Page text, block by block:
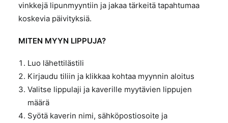
vinkkejä lipunmyyntiin ja jakaa tärkeitä tapahtumaa
koskevia päivityksiä.
MITEN MYYN LIPPUJA?
Luo lähettilästili
Kirjaudu tiliin ja klikkaa kohtaa myynnin aloitus
Valitse lippulaji ja kaverille myytävien lippujen
määrä
Syötä kaverin nimi, sähköpostiosoite ja